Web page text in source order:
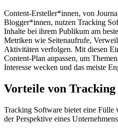
Content-Ersteller*innen, von
Blogger*innen, nutzen Tracking
Inhalte bei ihrem Publikum am
Metriken wie Seitenaufrufe,
Aktivitäten verfolgen. Mit diesen
Content-Plan anpassen, um
Interesse wecken und das meiste
Vorteile von Tracking
Tracking Software bietet eine Fülle
der Perspektive eines